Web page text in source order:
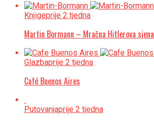
Knjigeprije 2 tjedna
Martin Bormann – Mračna Hitlerova sjena
Glazbaprije 2 tjedna
Café Buenos Aires
Putovanjaprije 2 tjedna